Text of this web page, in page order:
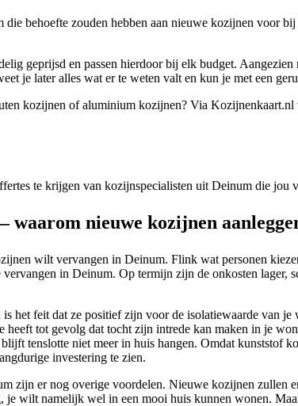
behoefte zouden hebben aan nieuwe kozijnen voor
geprijsd en passen hierdoor bij elk budget.
je later alles wat er te weten valt en kun je met een
kozijnen of aluminium kozijnen? Via Kozijnenkaart.nl
te krijgen van kozijnspecialisten uit Deinum die
waarom nieuwe kozijnen
wilt vervangen in Deinum. Flink wat personen
in Deinum. Op termijn zijn de onkosten
het feit dat ze positief zijn voor de isolatiewaarde van
heeft tot gevolg dat tocht zijn intrede kan maken in je
tenslotte niet meer in huis hangen. Omdat
investering te zien.
zijn er nog overige voordelen. Nieuwe kozijnen
wilt namelijk wel in een mooi huis kunnen wonen.